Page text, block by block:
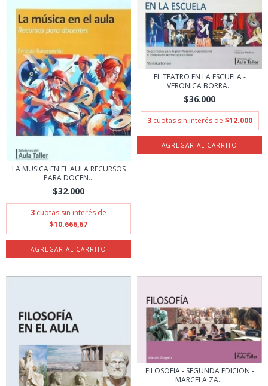
LA MUSICA EN EL AULA RECURSOS
PARA DOCEN...
$32.000
3 cuotas sin interés de
$10.666,67
EL TEATRO EN LA ESCUELA -
VERONICA BORRA...
$36.000
3 cuotas sin interés de $12.000
FILOSOFIA - SEGUNDA EDICION -
MARCELA ZA...